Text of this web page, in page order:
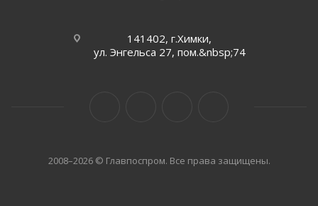
141402, г.Химки,
ул. Энгельса 27, пом.&nbsp;74
2008–2026 © Главпоспром. Все права защищены.